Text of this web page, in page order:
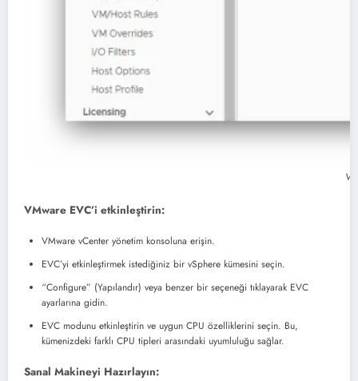
VMware EVC’i etkinleştirin:
VMware vCenter yönetim konsoluna erişin.
EVC’yi etkinleştirmek istediğiniz bir vSphere kümesini seçin.
“Configure” (Yapılandır) veya benzer bir seçeneği tıklayarak EVC
ayarlarına gidin.
EVC modunu etkinleştirin ve uygun CPU özelliklerini seçin. Bu,
kümenizdeki farklı CPU tipleri arasındaki uyumluluğu sağlar.
Sanal Makineyi Hazırlayın: